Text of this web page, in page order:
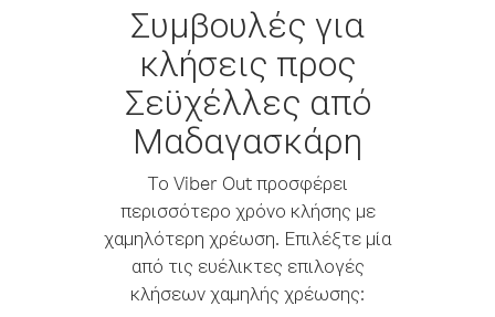
Συμβουλές για
κλήσεις προς
Σεϋχέλλες από
Μαδαγασκάρη
Το Viber Out προσφέρει
περισσότερο χρόνο κλήσης με
χαμηλότερη χρέωση. Επιλέξτε μία
από τις ευέλικτες επιλογές
κλήσεων χαμηλής χρέωσης: